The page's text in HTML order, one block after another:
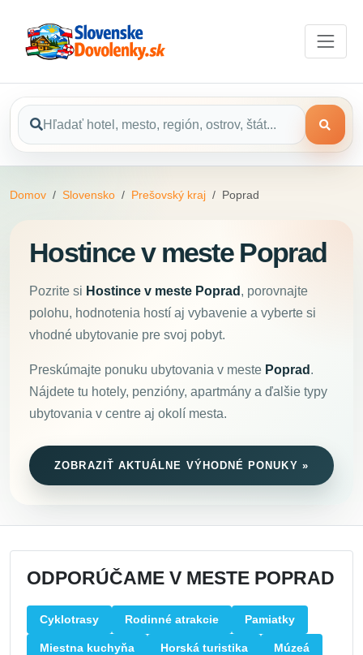
Domov Slovensko Prešovský kraj Poprad
Hostince v meste Poprad
Pozrite si Hostince v meste Poprad , porovnajte
polohu, hodnotenia hostí aj vybavenie a vyberte si
vhodné ubytovanie pre svoj pobyt.
Preskúmajte ponuku ubytovania v meste Poprad .
Nájdete tu hotely, penzióny, apartmány a ďalšie typy
ubytovania v centre aj okolí mesta.
ZOBRAZIŤ AKTUÁLNE VÝHODNÉ PONUKY »
ODPORÚČAME V MESTE POPRAD
Cyklotrasy Rodinné atrakcie Pamiatky
Miestna kuchyňa Horská turistika Múzeá